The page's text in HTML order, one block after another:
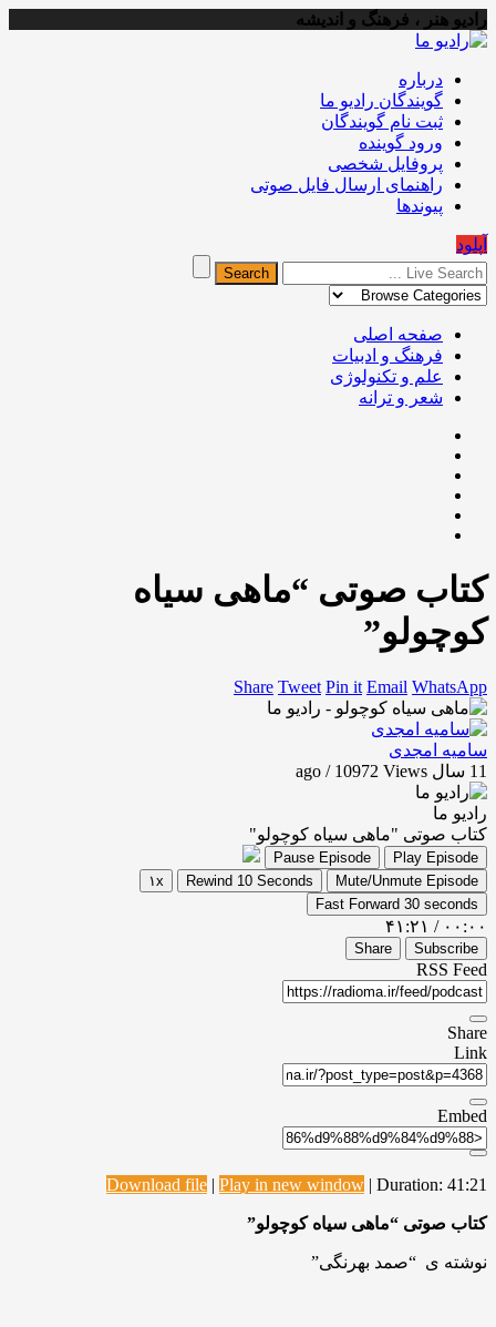
رادیو هنر ، فرهنگ و اندیشه
درباره
گویندگان رادیو ما
ثبت نام گویندگان
ورود گوینده
پروفایل شخصی
راهنمای ارسال فایل صوتی
پیوندها
آپلود
صفحه اصلی
فرهنگ و ادبیات
علم و تکنولوژی
شعر و ترانه
کتاب صوتی “ماهی سیاه
کوچولو”
Share Tweet Pin it Email WhatsApp
سامیه امجدی
11 سال ago / 10972
Views
رادیو ما
کتاب صوتی "ماهی سیاه کوچولو"
Play Episode
Pause Episode
Mute/Unmute Episode
Rewind 10 Seconds
۱x
Fast Forward 30 seconds
۰۰:۰۰ / ۴۱:۲۱
Subscribe
Share
RSS Feed
Share
Link
Embed
Download file | Play in new window | Duration: 41:21
کتاب صوتی “ماهی سیاه کوچولو”
نوشته ی “صمد بهرنگی”